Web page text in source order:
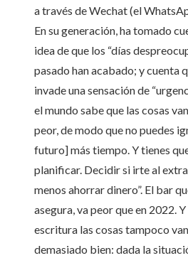
a través de Wechat (el
En su generación, ha tomado
idea de que los “días
pasado han acabado; y cuenta
invade una sensación de
el mundo sabe que las cosas
peor, de modo que no puedes
futuro] más tiempo. Y tienes
planificar. Decidir si irte al
menos ahorrar dinero”. El bar
asegura, va peor que en 2022.
escritura las cosas tampoco van
demasiado bien: dada la